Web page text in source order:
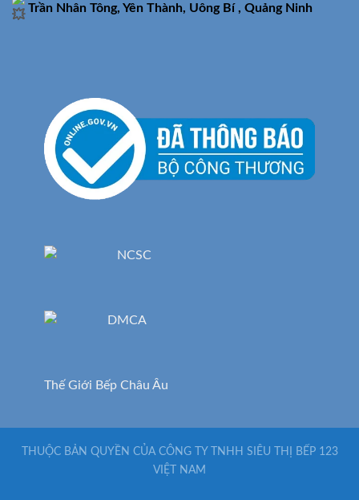
Trần Nhân Tông, Yên Thành, Uông Bí , Quảng Ninh
Thế Giới Bếp Châu Âu
THUỘC BẢN QUYỀN CỦA CÔNG TY TNHH SIÊU THỊ BẾP 123
VIỆT NAM